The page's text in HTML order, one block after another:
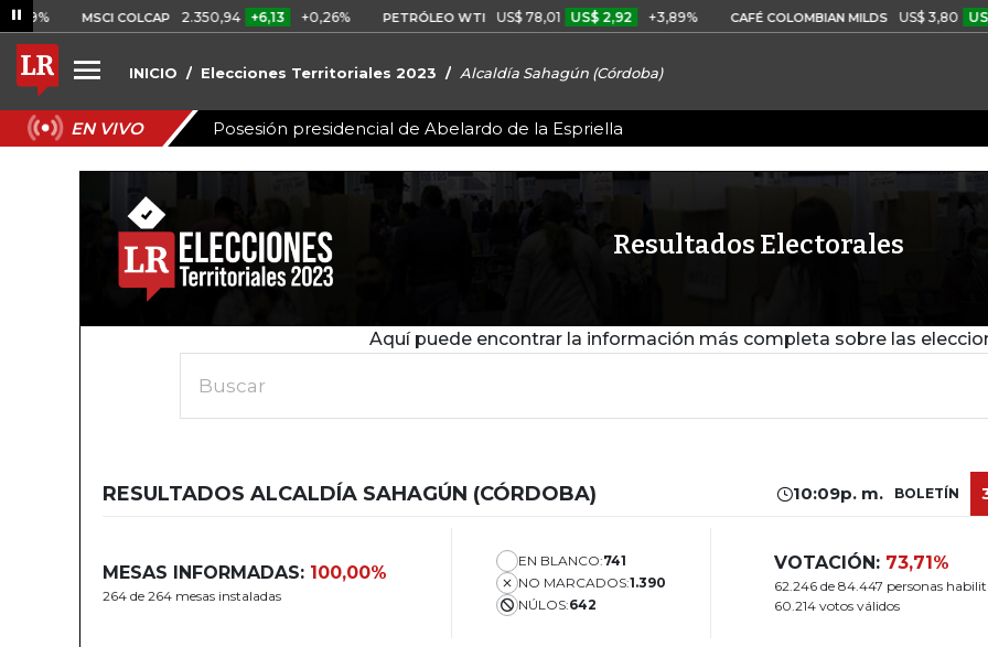
MSCI COLCAP 2.350,94 +6,13 +0,26% PETRÓLEO WTI US$ 78,01 US$ 2,92 +3,89% CAFÉ COLOMBIAN MILDS US$ 3,80 US$
INICIO Elecciones Territoriales 2023 Alcaldía Sahagún (Córdoba)
EN VIVO Posesión presidencial de Abelardo de la Espriella
Resultados Electorales
Aquí puede encontrar la información más completa sobre las
Buscar
RESULTADOS ALCALDÍA SAHAGÚN (CÓRDOBA) 10:09p. m. BOLETÍN
MESAS INFORMADAS: 100,00%
264 de 264 mesas instaladas
EN BLANCO:741
NO MARCADOS:1.390
NÚLOS:642
VOTACIÓN: 73,71%
62.246 de 84.447 personas
60.214 votos válidos